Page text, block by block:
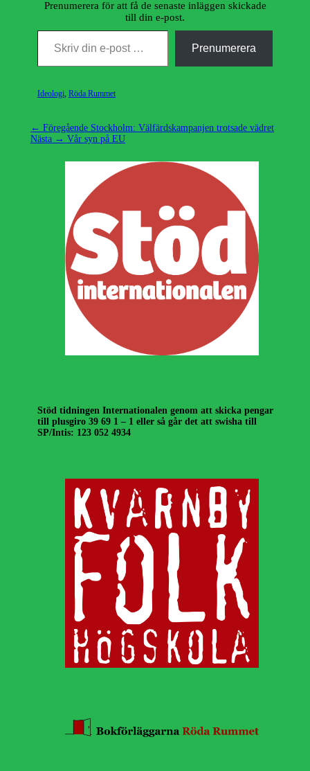
Prenumerera för att få de senaste inläggen skickade
till din e-post.
Skriv din e-post …
Prenumerera
Kategorier
Ideologi Röda Rummet
Inläggsnavigering
← Föregående Föregående
inlägg:
Stockholm: Välfärdskampanjen trotsade vädret
Nästa → Nästa
Vår syn på EU
Stöd tidningen Internationalen genom att skicka pengar
till plusgiro 39 69 1 – 1 eller så går det att swisha till
SP/Intis: 123 052 4934